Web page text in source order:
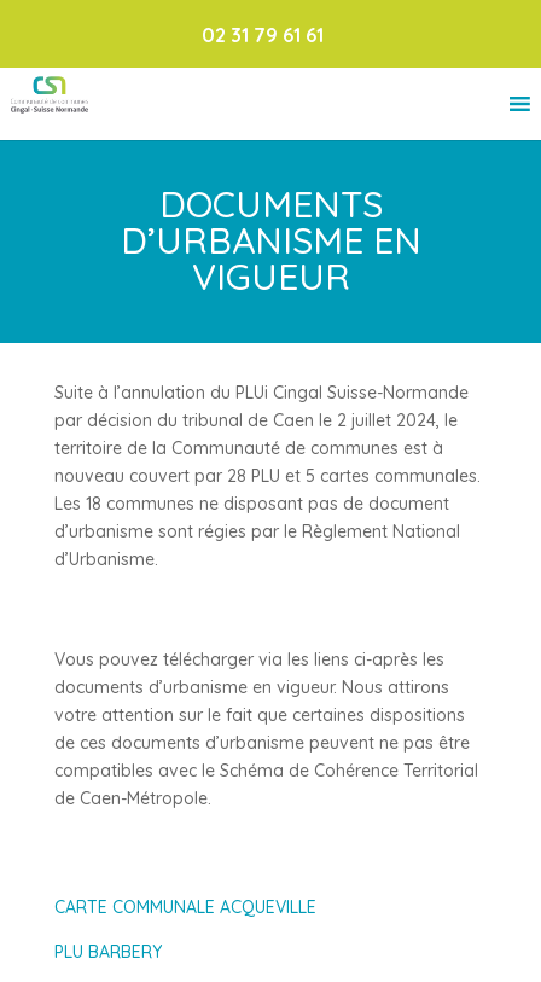
02 31 79 61 61
DOCUMENTS
D’URBANISME EN
VIGUEUR
Suite à l’annulation du PLUi Cingal Suisse-Normande
par décision du tribunal de Caen le 2 juillet 2024, le
territoire de la Communauté de communes est à
nouveau couvert par 28 PLU et 5 cartes communales.
Les 18 communes ne disposant pas de document
d’urbanisme sont régies par le Règlement National
d’Urbanisme.
Vous pouvez télécharger via les liens ci-après les
documents d’urbanisme en vigueur. Nous attirons
votre attention sur le fait que certaines dispositions
de ces documents d’urbanisme peuvent ne pas être
compatibles avec le Schéma de Cohérence Territorial
de Caen-Métropole.
CARTE COMMUNALE ACQUEVILLE
PLU BARBERY